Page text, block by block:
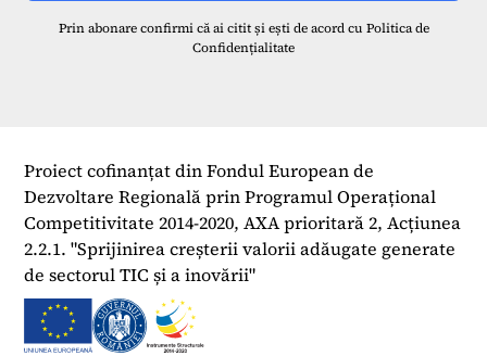
Prin abonare confirmi că ai citit și ești de acord cu Politica de
Confidențialitate
Proiect cofinanțat din Fondul European de
Dezvoltare Regională prin Programul Operațional
Competitivitate 2014-2020, AXA prioritară 2, Acțiunea
2.2.1. "Sprijinirea creșterii valorii adăugate generate
de sectorul TIC și a inovării"